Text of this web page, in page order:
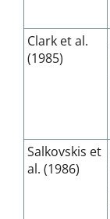
Clark et al.
(1985)
Salkovskis et
al. (1986)